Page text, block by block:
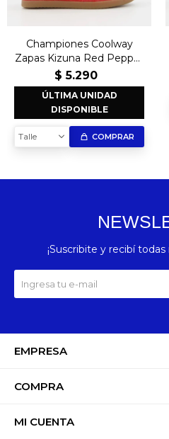
Championes Coolway
Zapas Kizuna Red Pepper
– Tendencia
$ 5.290
ÚLTIMA UNIDAD
DISPONIBLE
Talle COMPRAR
EMPRESA
COMPRA
MI CUENTA
¡Suscribite y recibí